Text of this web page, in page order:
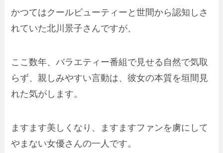
かつてはクールビューティーと世間から認知しさ
れていた北川景子さんですが、
ここ数年、バラエティー番組で見せる自然で気取
らず、親しみやすい言動は、彼女の本質を垣間見
れた気がします。
ますます美しくなり、ますますファンを虜にして
やまない女優さんの一人です。